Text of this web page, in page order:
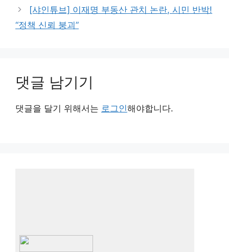
[샤인튜브] 이재명 부동산 관치 논란, 시민 반박!
“정책 신뢰 붕괴”
댓글 남기기
댓글을 달기 위해서는 로그인해야합니다.